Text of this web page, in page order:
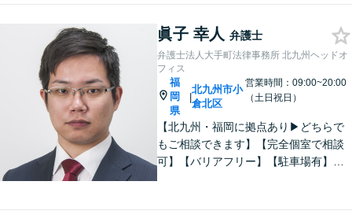
眞子 幸人 弁護士
弁護士法人大手町法律事務所 北九州ヘッドオ
フィス
福
岡
県
|
北九州市小
倉北区
営業時間：09:00~20:00
（土日祝日）
【北九州・福岡に拠点あり▶どちらで
もご相談できます】【完全個室で相談
可】【バリアフリー】【駐車場有】法
活かした総合力で課題解決をサポート